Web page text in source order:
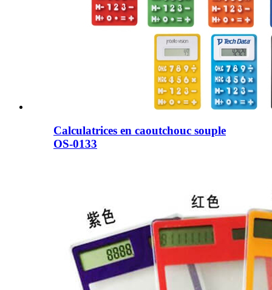
Calculatrices en caoutchouc souple
OS-0133